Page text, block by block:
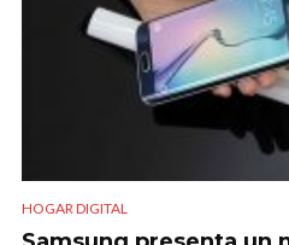
HOGAR DIGITAL